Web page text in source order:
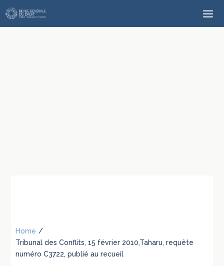
Home /
Tribunal des Conflits, 15 février 2010,Taharu, requête
numéro C3722, publié au recueil